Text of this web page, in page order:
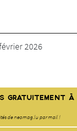
2026
GRATUITEMENT À
de neomag.lu par mail !